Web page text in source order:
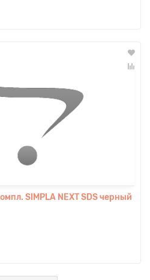
SIMPLA NEXT SDS черный